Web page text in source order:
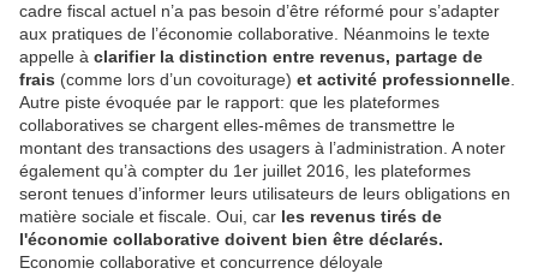
cadre fiscal actuel n’a pas besoin d’être réformé pour s’adapter
aux pratiques de l’économie collaborative. Néanmoins le texte
appelle à clarifier la distinction entre revenus, partage de
frais (comme lors d’un covoiturage) et activité professionnelle
Autre piste évoquée par le rapport: que les plateformes
collaboratives se chargent elles-mêmes de transmettre le
montant des transactions des usagers à l’administration. A noter
également qu’à compter du 1er juillet 2016, les plateformes
seront tenues d’informer leurs utilisateurs de leurs obligations en
matière sociale et fiscale. Oui, car les revenus tirés de
l'économie collaborative doivent bien être déclarés.
Economie collaborative et concurrence déloyale